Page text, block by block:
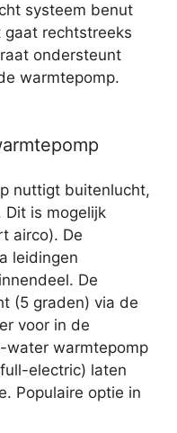
systeem benut
rechtstreeks
ondersteunt
warmtepomp.
nuttigt buitenlucht,
Dit is mogelijk
airco). De
leidingen
De
(5 graden) via de
voor in de
water warmtepomp
electric) laten
Populaire optie in